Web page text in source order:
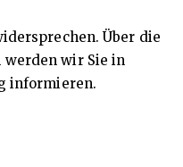
Über die
wir Sie in
informieren.